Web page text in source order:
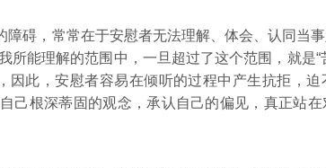
碍，常常在于安慰者无法理解、体会、认同当事
所能理解的范围中，一旦超过了这个范围，就是“
因此，安慰者容易在倾听的过程中产生抗拒，
己根深蒂固的观念，承认自己的偏见，真正站